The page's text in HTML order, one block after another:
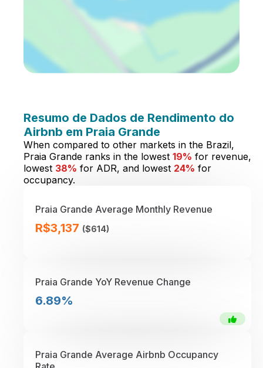
Resumo de Dados de Rendimento do
Airbnb em Praia Grande
When compared to other markets in the Brazil,
Praia Grande ranks in the lowest 19% for revenue,
lowest 38% for ADR, and lowest 24% for
occupancy.
Praia Grande Average Monthly Revenue
R$3,137 ($614)
Praia Grande YoY Revenue Change
6.89%
Praia Grande Average Airbnb Occupancy